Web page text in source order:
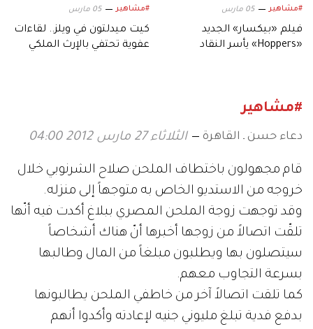
#مشاهير 05 مارس
فيلم «بيكسار» الجديد
«Hoppers» يأسر النقاد
#مشاهير 05 مارس
كيت ميدلتون في ويلز.. لقاءات
عفوية تحتفي بالإرث الملكي
#مشاهير
دعاء حسن ـ القاهرة الثلاثاء 27 مارس 2012 04:00
قام مجهولون باختطاف الملحن صلاح الشرنوبي خلال
خروجه من الاستديو الخاص به متوجهاً إلى منزله.
وقد توجهت زوجة الملحن المصري ببلاغ أكدت فيه أنّها
تلقّت اتصالاً من زوجها أخبرها أنّ هناك أشخاصاً
سيتصلون بها ويطلبون مبلغاً من المال وطالبها
بسرعة التجاوب معهم.
كما تلقت اتصالاً آخر من خاطفي الملحن يطالبونها
بدفع فدية تبلغ مليوني جنيه لإعادته وأكدوا أنهم